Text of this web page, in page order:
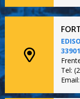
33901
Tel: